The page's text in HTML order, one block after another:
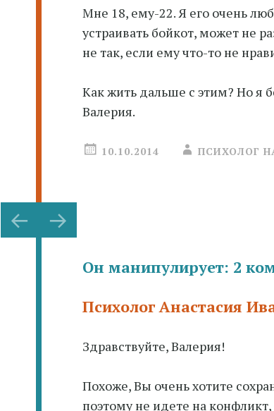
Мне 18, ему-22. Я его очень
устраивать бойкот, может не
не так, если ему что-то не
Как жить дальше с этим? Но я
Валерия.
10.10.2014 ПСИХОЛОГ
Навигация
по
записямОн манипулирует: 2
Психолог Анастасия
Здравствуйте, Валерия!
Похоже, Вы очень хотите
поэтому не идете на